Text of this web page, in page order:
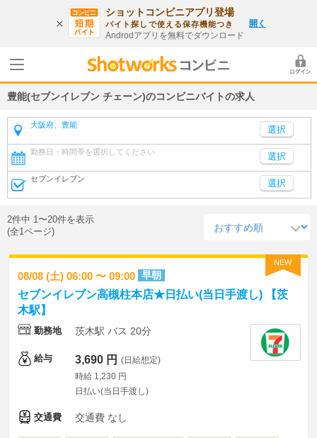
ショットコンビニアプリ登場
バイト探しで使える保存機能つき
Androdアプリを無料でダウンロード
開く
豊能(セブンイレブン チェーン)のコンビニバイトの求人
大阪府、豊能
勤務日・時間帯を選択してください 選択
セブンイレブン 選択
2件中 1〜20件を表示
(全1ページ)
NEW
08/08 (土) 06:00 〜 09:00 早朝
セブンイレブン高槻柱本店★日払い(当日手渡し) 【茨
木駅】
勤務地 茨木駅 バス 20分
給与 3,690 円 (日給想定)
時給 1,230 円
日払い(当日手渡し)
交通費 交通費 なし